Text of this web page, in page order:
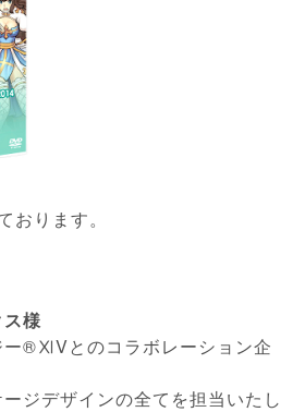
おります。
ス様
ー®ⅪVとのコラボレーション企
ジデザインの全てを担当いたし